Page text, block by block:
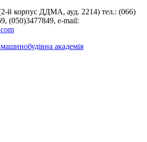
й корпус ДДМА, ауд. 2214) тел.: (066)
(050)3477849, e-mail:
академія